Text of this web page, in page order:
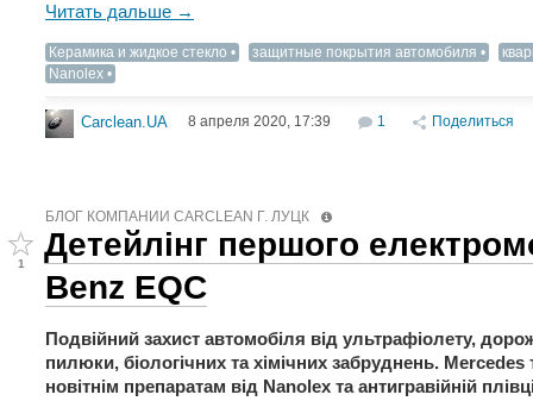
Читать дальше →
Керамика и жидкое стекло защитные покрытия автомобиля
Nanolex
Carclean.UA 8 апреля 2020, 17:39 1 Поделиться
БЛОГ КОМПАНИИ СARCLEAN Г. ЛУЦК
1
Детейлінг першого
Benz EQC
Подвійний захист автомобіля від ультрафіолету,
пилюки, біологічних та хімічних забруднень. Mercedes
новітнім препаратам від Nanolex та антигравійній